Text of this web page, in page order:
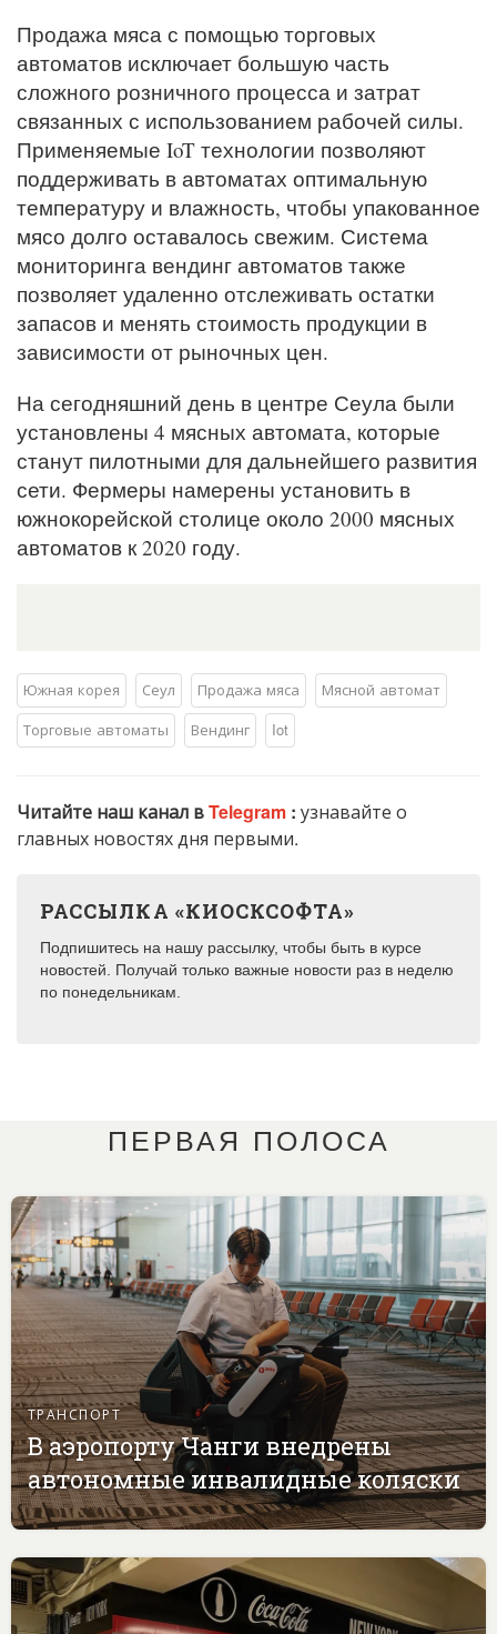
Продажа мяса с помощью торговых
автоматов исключает большую часть
сложного розничного процесса и затрат
связанных с использованием рабочей силы.
Применяемые IoT технологии позволяют
поддерживать в автоматах оптимальную
температуру и влажность, чтобы упакованное
мясо долго оставалось свежим. Система
мониторинга вендинг автоматов также
позволяет удаленно отслеживать остатки
запасов и менять стоимость продукции в
зависимости от рыночных цен.
На сегодняшний день в центре Сеула были
установлены 4 мясных автомата, которые
станут пилотными для дальнейшего развития
сети. Фермеры намерены установить в
южнокорейской столице около 2000 мясных
автоматов к 2020 году.
Южная корея Сеул Продажа мяса
Мясной автомат
Торговые автоматы
Вендинг Iot
Читайте наш канал вTelegram : узнавайте о
главных новостях дня первыми.
РАССЫЛКА «КИОСКСОФТА»
Подпишитесь на нашу рассылку, чтобы быть в курсе
новостей. Получай только важные новости раз в неделю
по понедельникам.
ПЕРВАЯ ПОЛОСА
ТРАНСПОРТ
В аэропорту Чанги внедрены
автономные инвалидные коляски